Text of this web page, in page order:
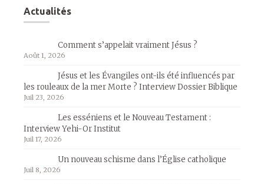
Actualités
Comment s’appelait vraiment Jésus ?
Août 1, 2026
Jésus et les Évangiles ont-ils été influencés par
les rouleaux de la mer Morte ? Interview Dossier Biblique
Juil 23, 2026
Les esséniens et le Nouveau Testament :
Interview Yehi-Or Institut
Juil 17, 2026
Un nouveau schisme dans l’Église catholique
Juil 8, 2026